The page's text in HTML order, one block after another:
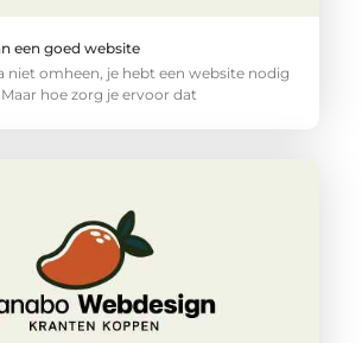
een goed website
niet omheen, je hebt een website nodig
hoe zorg je ervoor dat